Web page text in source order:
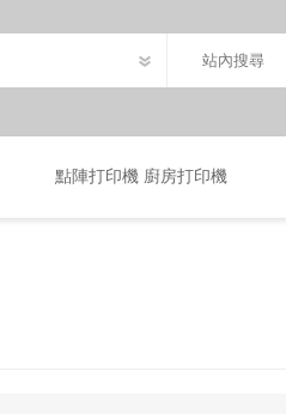
點陣打印機 廚房打印機